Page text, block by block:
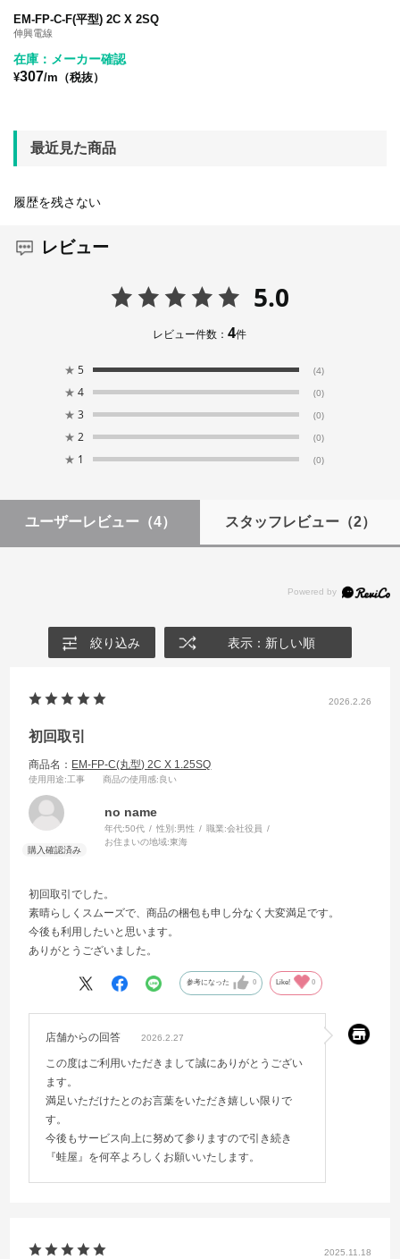
EM-FP-C-F(平型) 2C X 2SQ
伸興電線
在庫：メーカー確認
¥307/m（税抜）
最近見た商品
履歴を残さない
レビュー
5.0
レビュー件数：4件
★ 5 (4)
★ 4 (0)
★ 3 (0)
★ 2 (0)
★ 1 (0)
ユーザーレビュー （4） スタッフレビュー（2）
絞り込み 表示：新しい順
2026.2.26
初回取引
商品名： EM-FP-C(丸型) 2C X 1.25SQ
使用用途:工事 商品の使用感:良い
no name
年代:50代 性別:男性 職業:会社役員
お住まいの地域:東海
初回取引でした。
素晴らしくスムーズで、商品の梱包も申し分なく大変満足です。
今後も利用したいと思います。
ありがとうございました。
参考になった 0 Like! 0
店舗からの回答 2026.2.27
この度はご利用いただきまして誠にありがとうござい
ます。
満足いただけたとのお言葉をいただき嬉しい限りで
す。
今後もサービス向上に努めて参りますので引き続き
『蛙屋』を何卒よろしくお願いいたします。
2025.11.18